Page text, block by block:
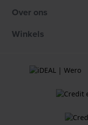
Over ons
Winkels